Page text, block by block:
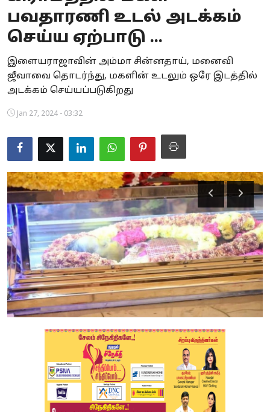
Business
Crime
Tamilnadu
National
Astrology
Spirituality
Weather
Politics
பவதாரணி உடல் அடக்கம்
செய்ய ஏற்பாடு ...
இளையராஜாவின் அம்மா சின்னதாய், மனைவி
ஜீவாவை தொடர்ந்து, மகளின் உடலும் ஒரே இடத்தில்
அடக்கம் செய்யப்படுகிறது
Jan 27, 2024 - 03:32